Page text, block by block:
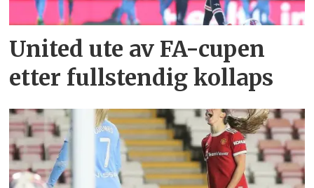
United ute av FA-cupen
etter fullstendig kollaps